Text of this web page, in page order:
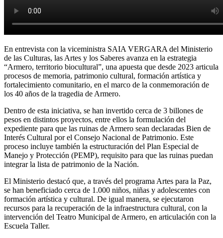
En entrevista con la viceministra SAIA VERGARA del Ministerio
de las Culturas, las Artes y los Saberes avanza en la estrategia
“Armero, territorio biocultural”, una apuesta que desde 2023 articula
procesos de memoria, patrimonio cultural, formación artística y
fortalecimiento comunitario, en el marco de la conmemoración de
los 40 años de la tragedia de Armero.
Dentro de esta iniciativa, se han invertido cerca de 3 billones de
pesos en distintos proyectos, entre ellos la formulación del
expediente para que las ruinas de Armero sean declaradas Bien de
Interés Cultural por el Consejo Nacional de Patrimonio. Este
proceso incluye también la estructuración del Plan Especial de
Manejo y Protección (PEMP), requisito para que las ruinas puedan
integrar la lista de patrimonio de la Nación.
El Ministerio destacó que, a través del programa Artes para la Paz,
se han beneficiado cerca de 1.000 niños, niñas y adolescentes con
formación artística y cultural. De igual manera, se ejecutaron
recursos para la recuperación de la infraestructura cultural, con la
intervención del Teatro Municipal de Armero, en articulación con la
Escuela Taller.